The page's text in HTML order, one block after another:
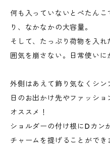
何も入っていないとぺたん
り、なかなかの大容量。
そして、たっぷり荷物を入
囲気を崩さない。日常使いに
外側はあえて飾り気なくシ
日のお出かけ先やファッシ
オススメ！
ショルダーの付け根にDカン
チャームを提げることができ